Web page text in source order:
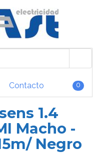
Contacto 0
1.4
Macho -
Negro